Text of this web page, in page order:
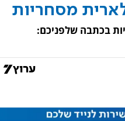
מסחריות
בכתבה שלפניכם: